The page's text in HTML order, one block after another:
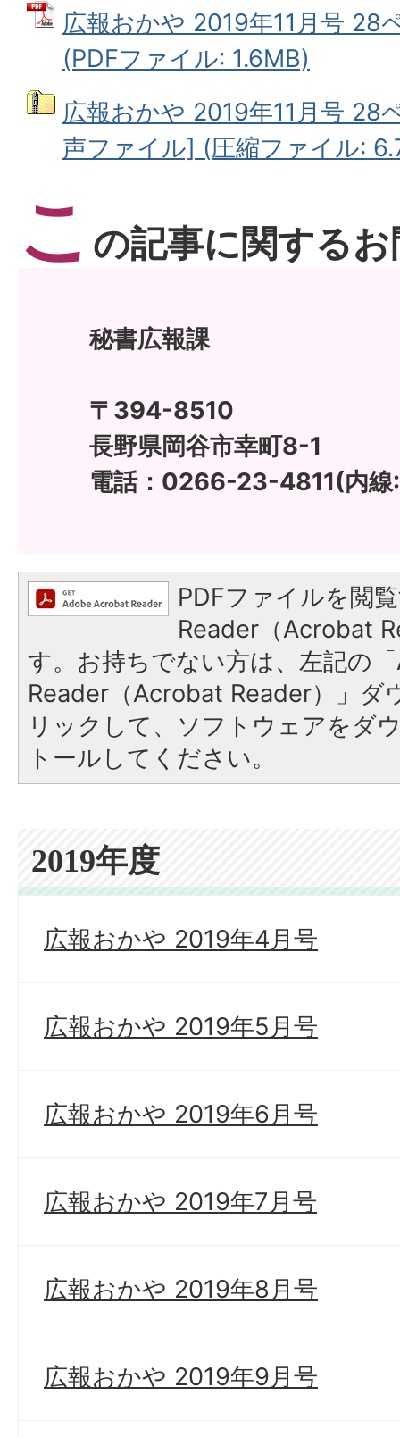
広報おかや 2019年11月号 28
(PDFファイル: 1.6MB)
広報おかや 2019年11月号 28
声ファイル] (圧縮ファイル:
こ の記事に関する
秘書広報課
〒394-8510
長野県岡谷市幸町8-1
電話：0266-23-4811(内
PDFファイルを閲
Reader（Acrobat
す。お持ちでない方は、左記の
Reader（Acrobat Reader）」ダ
リックして、ソフトウェアをダ
トールしてください。
2019年度
広報おかや 2019年4月号
広報おかや 2019年5月号
広報おかや 2019年6月号
広報おかや 2019年7月号
広報おかや 2019年8月号
広報おかや 2019年9月号